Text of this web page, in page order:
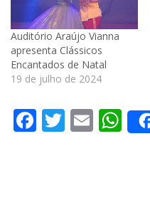
Auditório Araújo Vianna
apresenta Clássicos
Encantados de Natal
19 de julho de 2024
Facebook
Twitter
Email